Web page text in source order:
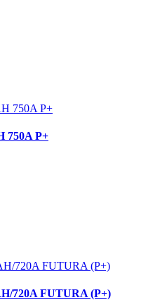
750A P+
720A FUTURA (P+)